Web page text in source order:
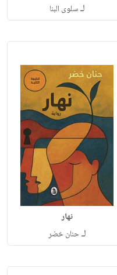
لـسلوى البنا
نهار
لـحنان خضر